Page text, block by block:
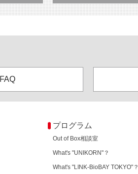
FAQ
プログラム
Out of Box相談室
What's "UNIKORN"？
What's "LINK-BioBAY TOKYO"？